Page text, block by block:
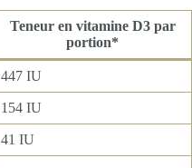
Teneur en vitamine D3 par
portion*
447 IU
154 IU
41 IU